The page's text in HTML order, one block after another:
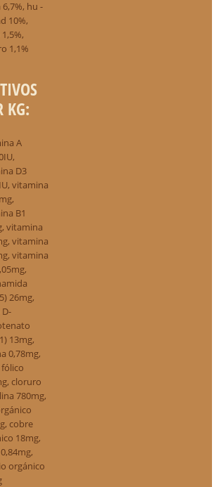
hu -
10%,
1,1%
KG:
A
D3
vitamina
B1
vitamina
vitamina
vitamina
26mg,
D-
13mg,
0,78mg,
cloruro
780mg,
cobre
18mg,
orgánico